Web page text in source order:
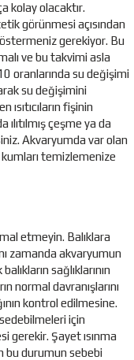
kolay olacaktır.
görünmesi açısından
gerekiyor. Bu
ve bu takvimi asla
oranlarında su değişimi
su değişimini
ısıtıcıların fişinin
çeşme ya da
Akvaryumda var olan
temizlemenize
etmeyin. Balıklara
zamanda akvaryumun
sağlıklarının
normal davranışlarını
kontrol edilmesine.
için
gerekir. Şayet ısınma
bu durumun sebebi